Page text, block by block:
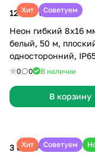
Хит Советуем
12 900 ₽
Неон гибкий 8х16
белый, 50 м,
односторонний,
сетевым проводом
0 0 В наличии
В корзину
Хит Советуем
3 000 ₽